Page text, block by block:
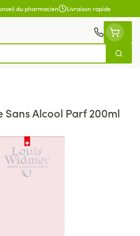
du pharmacien Livraison rapide
Sans Alcool Parf 200ml